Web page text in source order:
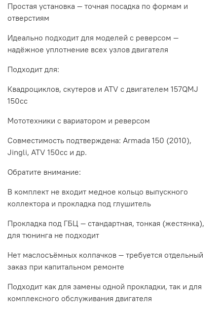
Простая установка — точная посадка по формам и
отверстиям
Идеально подходит для моделей с реверсом —
надёжное уплотнение всех узлов двигателя
Подходит для:
Квадроциклов, скутеров и ATV с двигателем 157QMJ
150cc
Мототехники с вариатором и реверсом
Совместимость подтверждена: Armada 150 (2010),
Jingli, ATV 150cc и др.
Обратите внимание:
В комплект не входит медное кольцо выпускного
коллектора и прокладка под глушитель
Прокладка под ГБЦ — стандартная, тонкая (жестянка),
для тюнинга не подходит
Нет маслосъёмных колпачков — требуется отдельный
заказ при капитальном ремонте
Подходит как для замены одной прокладки, так и для
комплексного обслуживания двигателя